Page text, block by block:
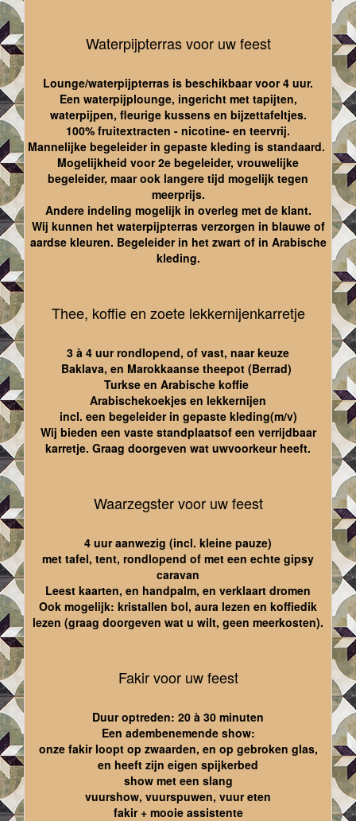
Waterpijpterras voor uw feest
Lounge/waterpijpterras is beschikbaar voor 4 uur.
Een waterpijplounge, ingericht met tapijten,
waterpijpen, fleurige kussens en bijzettafeltjes.
100% fruitextracten - nicotine- en teervrij.
Mannelijke begeleider in gepaste kleding is standaard.
Mogelijkheid voor 2e begeleider, vrouwelijke
begeleider, maar ook langere tijd mogelijk tegen
meerprijs.
Andere indeling mogelijk in overleg met de klant.
Wij kunnen het waterpijpterras verzorgen in blauwe of
aardse kleuren. Begeleider in het zwart of in Arabische
kleding.
Thee, koffie en zoete lekkernijenkarretje
3 à 4 uur rondlopend, of vast, naar keuze
Baklava, en Marokkaanse theepot (Berrad)
Turkse en Arabische koffie
Arabischekoekjes en lekkernijen
incl. een begeleider in gepaste kleding(m/v)
Wij bieden een vaste standplaatsof een verrijdbaar
karretje. Graag doorgeven wat uwvoorkeur heeft.
Waarzegster voor uw feest
4 uur aanwezig (incl. kleine pauze)
met tafel, tent, rondlopend of met een echte gipsy
caravan
Leest kaarten, en handpalm, en verklaart dromen
Ook mogelijk: kristallen bol, aura lezen en koffiedik
lezen (graag doorgeven wat u wilt, geen meerkosten).
Fakir voor uw feest
Duur optreden: 20 à 30 minuten
Een adembenemende show:
onze fakir loopt op zwaarden, en op gebroken glas,
en heeft zijn eigen spijkerbed
show met een slang
vuurshow, vuurspuwen, vuur eten
fakir + mooie assistente